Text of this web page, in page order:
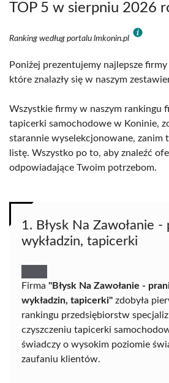
TOP 5 w sierpniu 2026
Ranking według portalu lmkonin.pl
Poniżej prezentujemy najlepsze
które znalazły się w naszym
Wszystkie firmy w naszym rankingu
tapicerki samochodowe w Koninie,
starannie wyselekcjonowane, zanim
listę. Wszystko po to, aby znaleźć
odpowiadające Twoim potrzebom.
1. Błysk Na Zawołanie -
wykładzin, tapicerki
Firma "Błysk Na Zawołanie -
wykładzin, tapicerki" zdobyła
rankingu przedsiębiorstw
czyszczeniu tapicerki
świadczy o wysokim poziomie
zaufaniu klientów.